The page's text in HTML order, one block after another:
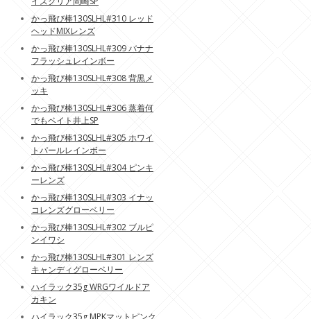
かっ飛び棒130SLHL#310 レッド
ヘッドMIXレンズ
かっ飛び棒130SLHL#309 バナナ
フラッシュレインボー
かっ飛び棒130SLHL#308 背黒メ
ッキ
かっ飛び棒130SLHL#306 蒸着何
でもベイト井上SP
かっ飛び棒130SLHL#305 ホワイ
トパールレインボー
かっ飛び棒130SLHL#304 ピンキ
ーレンズ
かっ飛び棒130SLHL#303 イナッ
コレンズグローベリー
かっ飛び棒130SLHL#302 ブルピ
ンイワシ
かっ飛び棒130SLHL#301 レンズ
キャンディグローベリー
ハイラック35g WRGワイルドア
カキン
ハイラック35g MPKマットピンク